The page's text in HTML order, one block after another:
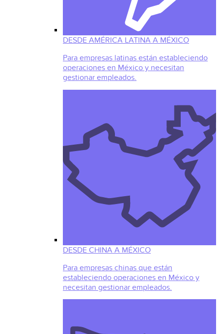
DESDE AMÉRICA LATINA A MÉXICO
Para empresas latinas están estableciendo
operaciones en México y necesitan
gestionar empleados.
DESDE CHINA A MÉXICO
Para empresas chinas que están
estableciendo operaciones en México y
necesitan gestionar empleados.